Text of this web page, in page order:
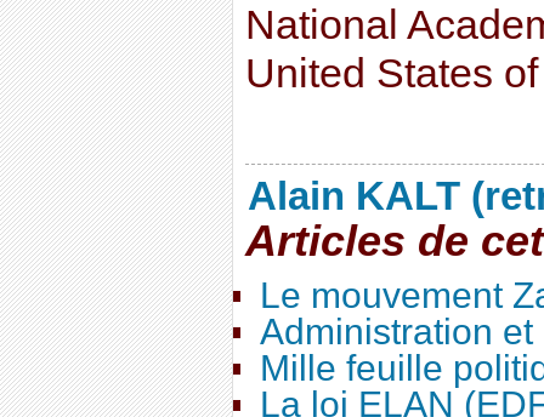
National
United States
Alain KALT
Articles de
Le mouvement
Administration
Mille feuille
La loi ELAN